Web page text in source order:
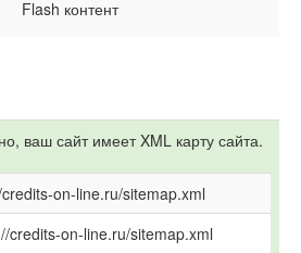
Flash контент
ваш сайт имеет XML карту сайта.
on-line.ru/sitemap.xml
credits-on-line.ru/sitemap.xml